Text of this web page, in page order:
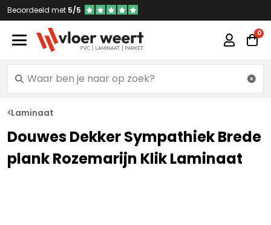
Beoordeeld met 5/5
Laminaat
Douwes Dekker Sympathiek Brede
plank Rozemarijn Klik Laminaat